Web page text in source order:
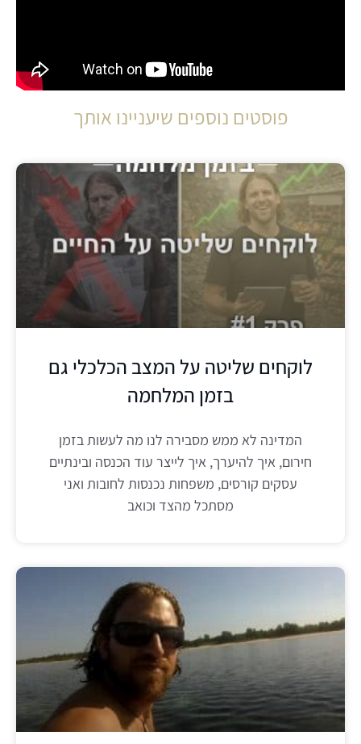
פוסטים נוספים שיעניינו אותך​
לוקחים שליטה על המצב הכלכלי גם
בזמן המלחמה
המדינה לא ממש מסבירה לנו מה לעשות בזמן
חירום, איך להיערך, איך לייצר עוד הכנסה ובינתיים
עסקים קורסים, משפחות נכנסות לחובות ואני
מסתכל מהצד וכואב